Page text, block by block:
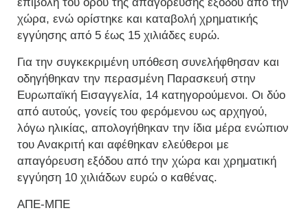
επιβολή του όρου της απαγόρευσης εξόδου από την
χώρα, ενώ ορίστηκε και καταβολή χρηματικής
εγγύησης από 5 έως 15 χιλιάδες ευρώ.
Για την συγκεκριμένη υπόθεση συνελήφθησαν και
οδηγήθηκαν την περασμένη Παρασκευή στην
Ευρωπαϊκή Εισαγγελία, 14 κατηγορούμενοι. Οι δύο
από αυτούς, γονείς του φερόμενου ως αρχηγού,
λόγω ηλικίας, απολογήθηκαν την ίδια μέρα ενώπιον
του Ανακριτή και αφέθηκαν ελεύθεροι με
απαγόρευση εξόδου από την χώρα και χρηματική
εγγύηση 10 χιλιάδων ευρώ ο καθένας.
ΑΠΕ-ΜΠΕ